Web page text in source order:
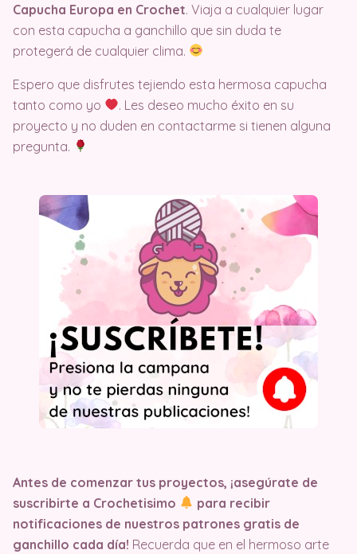
Capucha Europa en Crochet. Viaja a cualquier lugar
con esta capucha a ganchillo que sin duda te
protegerá de cualquier clima.
Espero que disfrutes tejiendo esta hermosa capucha
tanto como yo
. Les deseo mucho éxito en su
proyecto y no duden en contactarme si tienen alguna
pregunta.
Antes de comenzar tus proyectos, ¡asegúrate de
suscribirte a Crochetisimo
para recibir
notificaciones de nuestros patrones gratis de
ganchillo cada día! Recuerda que en el hermoso arte